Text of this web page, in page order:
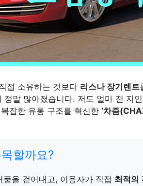
접 소유하는 것보다 리스나 장기렌트
정말 많아졌습니다. 저도 얼마 전 지
잡한 유통 구조를 혁신한 ‘차즘
목할까요?
을 걷어내고, 이용자가 직접 최적의